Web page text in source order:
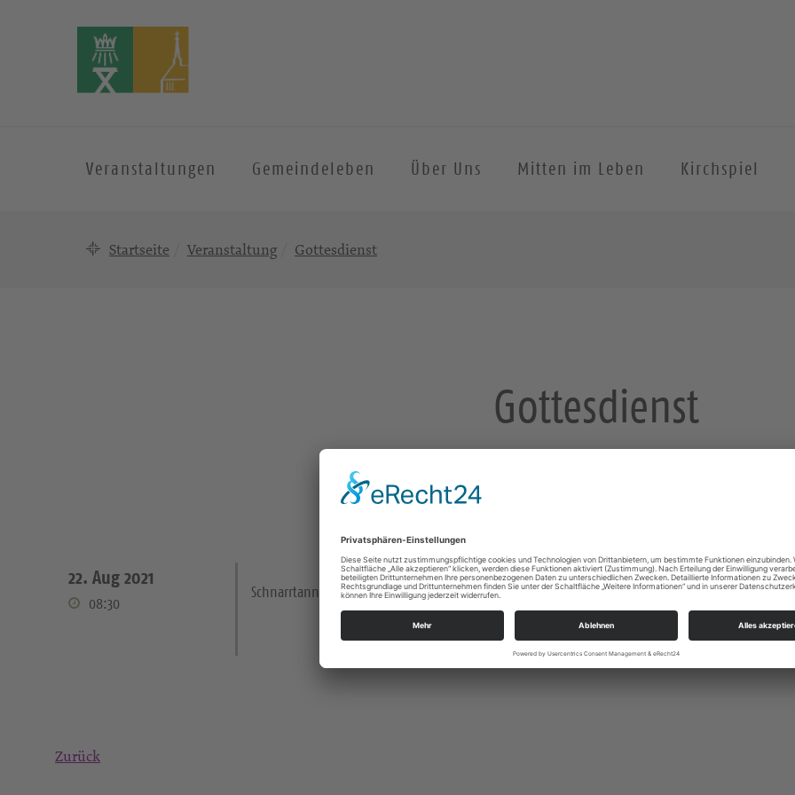
Veranstaltungen Gemeindeleben Über Uns Mitten im Leben Kirchspiel
Startseite Veranstaltung Gottesdienst
Gottesdienst
22. Aug 2021
08:30
Schnarrtanne Paul-Gerhardt-Kirche
Zurück